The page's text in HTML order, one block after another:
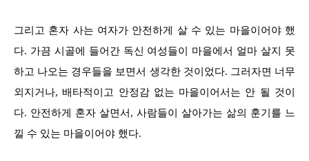
그리고 혼자 사는 여자가 안전하게 살 수 있는 마을이어야 했
다. 가끔 시골에 들어간 독신 여성들이 마을에서 얼마 살지 못
하고 나오는 경우들을 보면서 생각한 것이었다. 그러자면 너무
외지거나, 배타적이고 안정감 없는 마을이어서는 안 될 것이
다. 안전하게 혼자 살면서, 사람들이 살아가는 삶의 훈기를 느
낄 수 있는 마을이어야 했다.